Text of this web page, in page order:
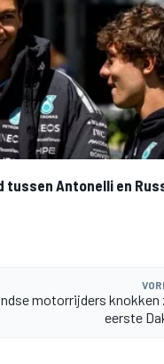
Antonelli en
motorrijders knokken
eerste